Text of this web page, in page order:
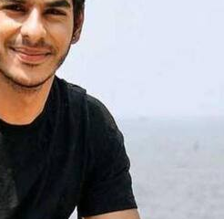
फिल्में काफी पसंद आ रही
है।
युद्ध पर आधारित फिल्म की